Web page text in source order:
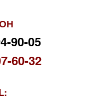
90-05
60-32